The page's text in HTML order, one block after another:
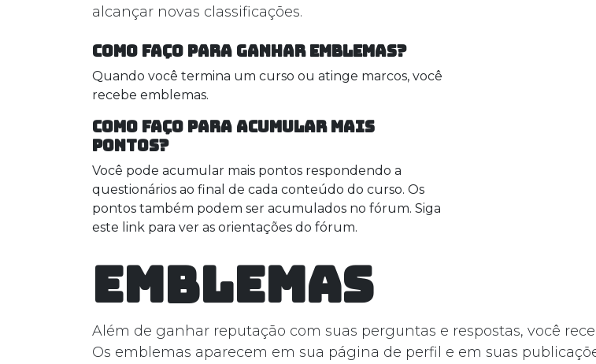
alcançar novas classificações.
Como faço para ganhar emblemas?
Quando você termina um curso ou atinge marcos, você
recebe emblemas.
Como faço para acumular mais
pontos?
Você pode acumular mais pontos respondendo a
questionários ao final de cada conteúdo do curso. Os
pontos também podem ser acumulados no fórum. Siga
este link para ver as orientações do fórum.
Emblemas
Além de ganhar reputação com suas perguntas e respostas, você
Os emblemas aparecem em sua página de perfil e em suas